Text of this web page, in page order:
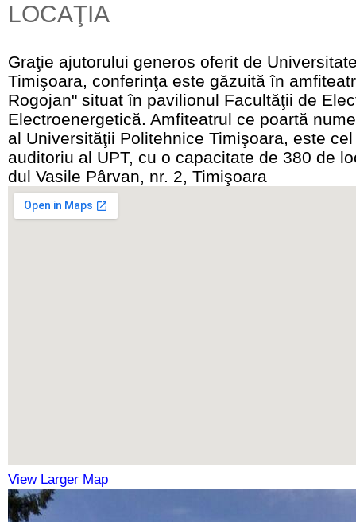
LOCAŢIA
Graţie ajutorului generos oferit de
Timişoara, conferinţa este găzuită în
Rogojan" situat în pavilionul Facultăţii de
Electroenergetică. Amfiteatrul ce poartă
al Universităţii Politehnice Timişoara, este
auditoriu al UPT, cu o capacitate de 380 de
dul Vasile Pârvan, nr. 2, Timişoara
View Larger Map